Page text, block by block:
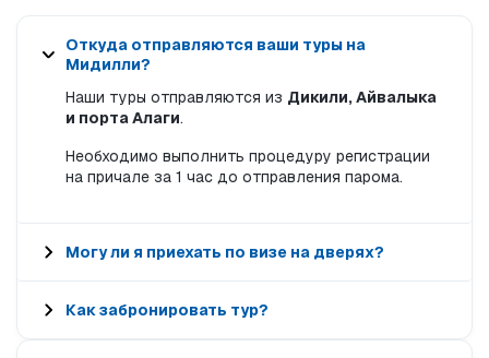
Откуда отправляются ваши туры на
Мидилли?
Наши туры отправляются из Дикили, Айвалыка
и порта Алаги.
Необходимо выполнить процедуру регистрации
на причале за 1 час до отправления парома.
Могу ли я приехать по визе на дверях?
Как забронировать тур?